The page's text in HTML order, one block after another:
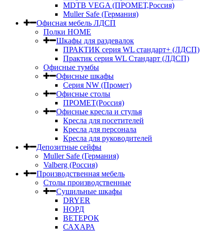
MDTB VEGA (ПРОМЕТ,Россия)
Muller Safe (Германия)
Офисная мебель ЛДСП
Полки HOME
Шкафы для раздевалок
ПРАКТИК серия WL стандарт+ (ЛДСП)
Практик серия WL Стандарт (ЛДСП)
Офисные тумбы
Офисные шкафы
Серия NW (Промет)
Офисные столы
ПРОМЕТ(Россия)
Офисные кресла и стулья
Кресла для посетителей
Кресла для персонала
Кресла для руководителей
Депозитные сейфы
Muller Safe (Германия)
Valberg (Россия)
Производственная мебель
Столы производственные
Сушильные шкафы
DRYER
НОРД
ВЕТЕРОК
САХАРА